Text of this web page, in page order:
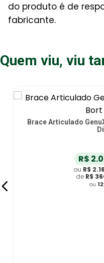
do produto é de
fabricante.
Quem viu, viu
Joelheira com
R$
ou R$
de R$
ou